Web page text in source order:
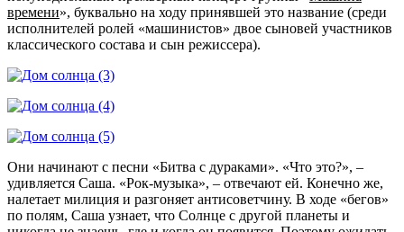
времени», буквально на ходу принявшей это название (среди
исполнителей ролей «машинистов» двое сыновей участников
классического состава и сын режиссера).
Они начинают с песни «Битва с дураками». «Что это?», –
удивляется Саша. «Рок-музыка», – отвечают ей. Конечно же,
налетает милиция и разгоняет антисоветчину. В ходе «бегов»
по полям, Саша узнает, что Солнце с другой планеты и